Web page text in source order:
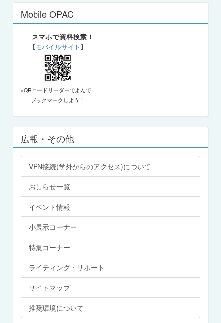
Mobile OPAC
スマホで資料検索！
【モバイルサイト 】
※QRコードリーダーでよんで
ブックマークしよう！
広報・その他
VPN接続(学外からのアクセス)について
おしらせ一覧
イベント情報
小展示コーナー
特集コーナー
ライティング・サポート
サイトマップ
推奨環境について